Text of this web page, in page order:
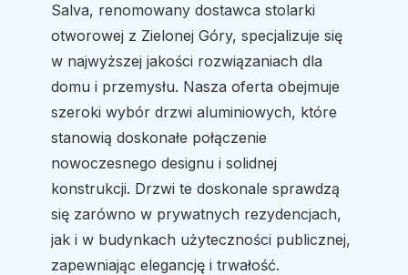
Salva, renomowany dostawca stolarki
otworowej z Zielonej Góry, specjalizuje się
w najwyższej jakości rozwiązaniach dla
domu i przemysłu. Nasza oferta obejmuje
szeroki wybór drzwi aluminiowych, które
stanowią doskonałe połączenie
nowoczesnego designu i solidnej
konstrukcji. Drzwi te doskonale sprawdzą
się zarówno w prywatnych rezydencjach,
jak i w budynkach użyteczności publicznej,
zapewniając elegancję i trwałość.